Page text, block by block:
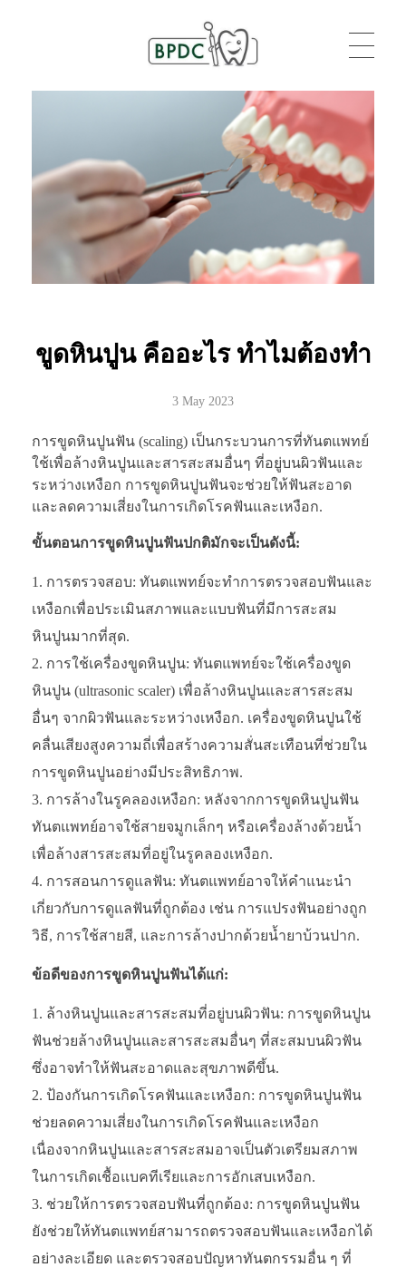
ขูดหินปูน คืออะไร ทำไมต้องทำ
3 May 2023
การขูดหินปูนฟัน (scaling) เป็นกระบวนการที่ทันตแพทย์
ใช้เพื่อล้างหินปูนและสารสะสมอื่นๆ ที่อยู่บนผิวฟันและ
ระหว่างเหงือก การขูดหินปูนฟันจะช่วยให้ฟันสะอาด
และลดความเสี่ยงในการเกิดโรคฟันและเหงือก.
ขั้นตอนการขูดหินปูนฟันปกติมักจะเป็นดังนี้:
การตรวจสอบ: ทันตแพทย์จะทำการตรวจสอบฟันและ
เหงือกเพื่อประเมินสภาพและแบบฟันที่มีการสะสม
หินปูนมากที่สุด.
การใช้เครื่องขูดหินปูน: ทันตแพทย์จะใช้เครื่องขูด
หินปูน (ultrasonic scaler) เพื่อล้างหินปูนและสารสะสม
อื่นๆ จากผิวฟันและระหว่างเหงือก. เครื่องขูดหินปูนใช้
คลื่นเสียงสูงความถี่เพื่อสร้างความสั่นสะเทือนที่ช่วยใน
การขูดหินปูนอย่างมีประสิทธิภาพ.
การล้างในรูคลองเหงือก: หลังจากการขูดหินปูนฟัน
ทันตแพทย์อาจใช้สายจมูกเล็กๆ หรือเครื่องล้างด้วยน้ำ
เพื่อล้างสารสะสมที่อยู่ในรูคลองเหงือก.
การสอนการดูแลฟัน: ทันตแพทย์อาจให้คำแนะนำ
เกี่ยวกับการดูแลฟันที่ถูกต้อง เช่น การแปรงฟันอย่างถูก
วิธี, การใช้สายสี, และการล้างปากด้วยน้ำยาบ้วนปาก.
ข้อดีของการขูดหินปูนฟันได้แก่:
ล้างหินปูนและสารสะสมที่อยู่บนผิวฟัน: การขูดหินปูน
ฟันช่วยล้างหินปูนและสารสะสมอื่นๆ ที่สะสมบนผิวฟัน
ซึ่งอาจทำให้ฟันสะอาดและสุขภาพดีขึ้น.
ป้องกันการเกิดโรคฟันและเหงือก: การขูดหินปูนฟัน
ช่วยลดความเสี่ยงในการเกิดโรคฟันและเหงือก
เนื่องจากหินปูนและสารสะสมอาจเป็นตัวเตรียมสภาพ
ในการเกิดเชื้อแบคทีเรียและการอักเสบเหงือก.
ช่วยให้การตรวจสอบฟันที่ถูกต้อง: การขูดหินปูนฟัน
ยังช่วยให้ทันตแพทย์สามารถตรวจสอบฟันและเหงือกได้
อย่างละเอียด และตรวจสอบปัญหาทันตกรรมอื่น ๆ ที่